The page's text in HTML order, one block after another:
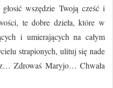
wszędzie Twoją cześć i
te dobre dzieła, które w
i umierających na całym
strapionych, ulituj się nade
Zdrowaś Maryjo… Chwała